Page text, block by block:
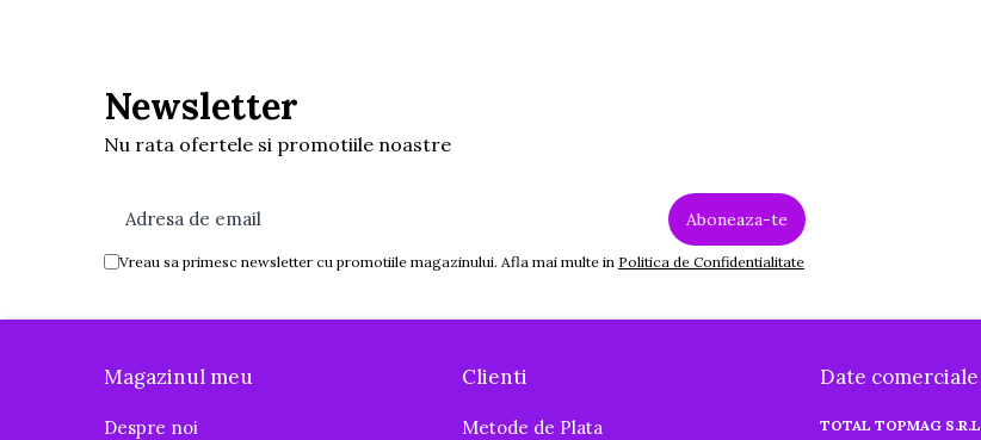
Cutii pentru suzete si depozitare
Aspiratoare nazale si filtre
Periute de dinti
Olite si reductoare WC
Igiena si Ingrijire Postnatala
Newsletter
Nu rata ofertele si promotiile noastre
Vreau sa primesc newsletter cu promotiile magazinului. Afla mai multe in Politica de Confidentialitate
Magazinul meu
Despre noi
Clienti
Metode de Plata
Date comerciale
TOTAL TOPMAG S.R.L